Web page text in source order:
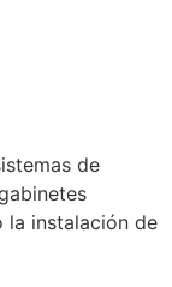
de
la instalación de